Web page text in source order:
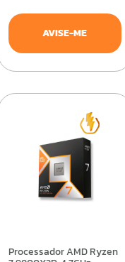
AVISE-ME
Processador AMD Ryzen